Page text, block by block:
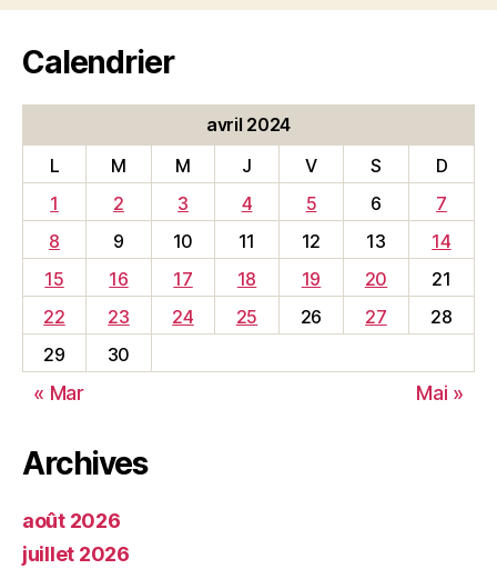
Calendrier
avril 2024
L
M M J V S
D
1
2 3 4 5 6
7
8
9 10 11 12 13
14
15
16 17 18 19 20
21
22
23 24 25 26 27
28
29
30
« Mar Mai »
Archives
août 2026
juillet 2026